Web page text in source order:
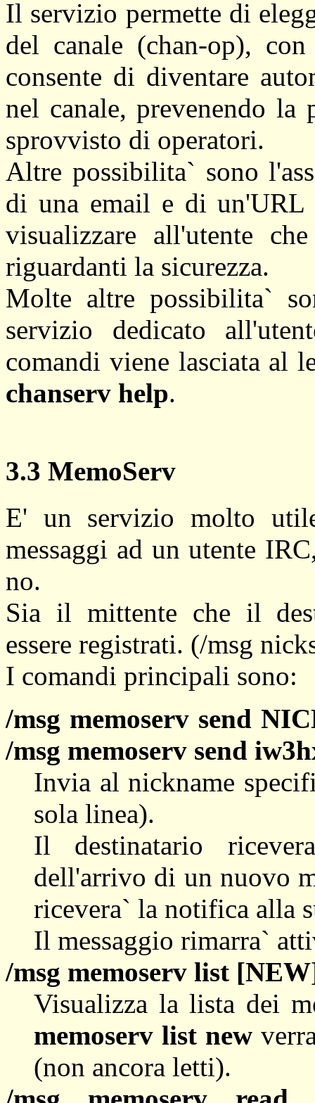
Il servizio permette di
del canale (chan-op),
consente di diventare
nel canale, prevenendo la
sprovvisto di operatori.
Altre possibilita` sono
di una email e di un'URL
visualizzare all'utente
riguardanti la sicurezza.
Molte altre possibilita`
servizio dedicato
comandi viene lasciata al
chanserv help.
3.3 MemoServ
E' un servizio molto
messaggi ad un utente
no.
Sia il mittente che il
essere registrati. (/msg
I comandi principali sono:
/msg memoserv send
/msg memoserv send
Invia al nickname
sola linea).
Il destinatario
dell'arrivo di un nuovo
ricevera` la notifica alla
Il messaggio rimarra`
/msg memoserv list
Visualizza la lista dei
memoserv list new
(non ancora letti).